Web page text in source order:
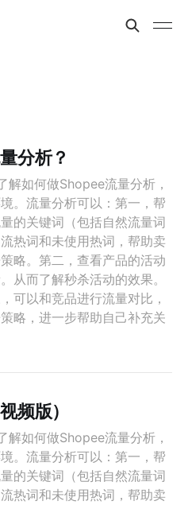
分析？
如何做Shopee流量分析，
。流量分析可以：第一，帮
的关键词（包括自然流量词
热词和未使用热词，帮助卖
略。第二，查看产品的活动
从而了解秒杀活动的效果。
可以和竞品进行流量对比，
略，进一步帮助自己补充关
频版）
如何做Shopee流量分析，
。流量分析可以：第一，帮
的关键词（包括自然流量词
热词和未使用热词，帮助卖